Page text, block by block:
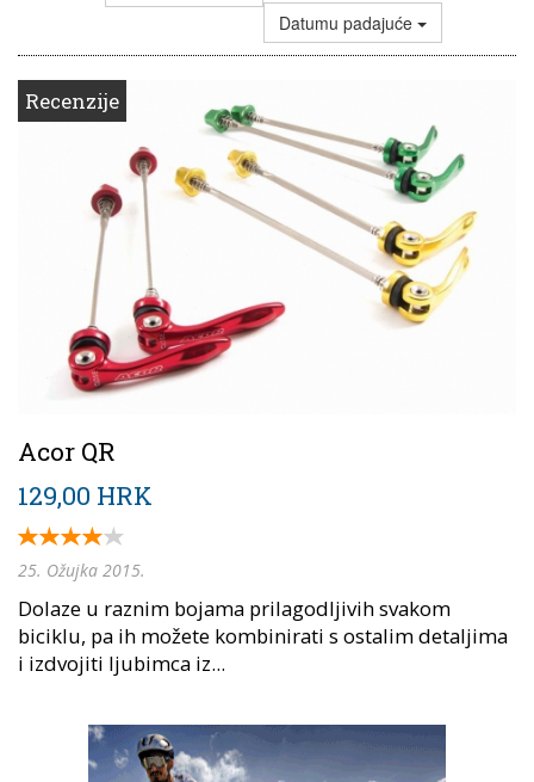
Datumu padajuće
Recenzije
Acor QR
129,00 HRK
25. Ožujka 2015.
Dolaze u raznim bojama prilagodljivih svakom
biciklu, pa ih možete kombinirati s ostalim detaljima
i izdvojiti ljubimca iz...